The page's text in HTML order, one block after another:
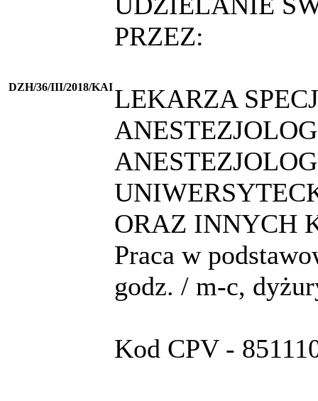
DZH/36/III/2018/KAI
PRZEZ:
LEKARZA
ORAZ INNYCH
Praca w
godz. / m-c,
Kod CPV -